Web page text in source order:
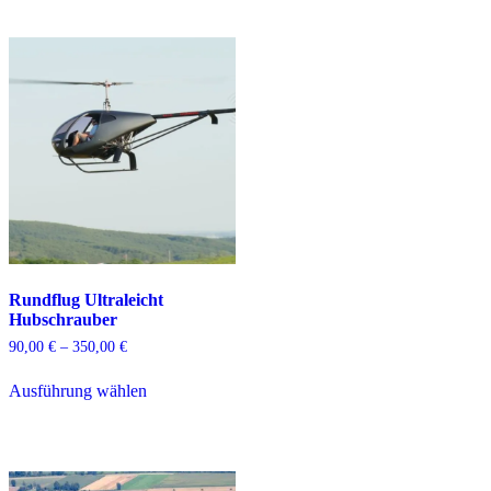
Rundflug Ultraleicht
Hubschrauber
90,00 € – 350,00 €Preisspanne:
350,00 €
Ausführung wählenProdukt
auf.